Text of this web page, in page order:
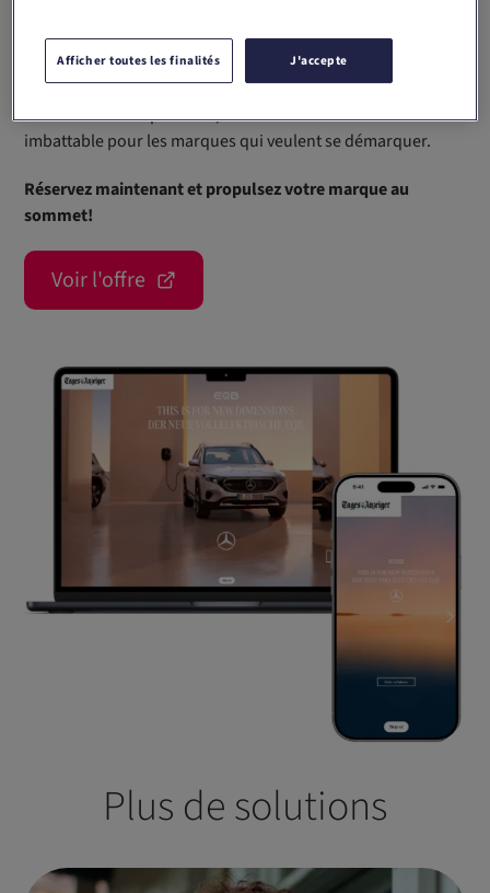
utilisateurs par jour – idéal pour un impact maximal.
Associez également votre présence en print avec la Fake
Cover et touchez plus de 1,3 million d’utilisateurs. Une offre
imbattable pour les marques qui veulent se démarquer.
Réservez maintenant et propulsez votre marque au
sommet!
Voir l'offre
Plus de solutions
Afficher toutes les finalités J'accepte